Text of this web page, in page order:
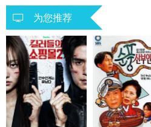
为您推荐